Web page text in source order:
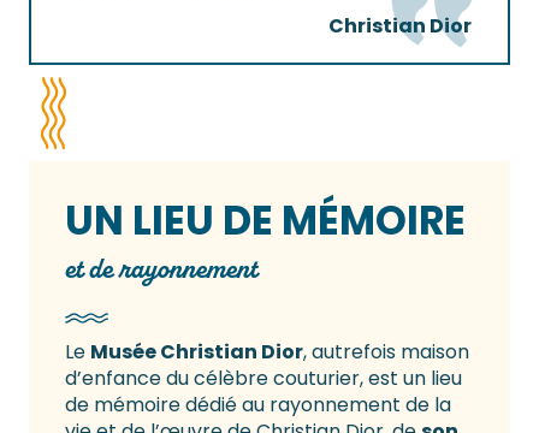
Christian Dior
UN LIEU DE MÉMOIRE
et de rayonnement
Le Musée Christian Dior, autrefois maison
d’enfance du célèbre couturier, est un lieu
de mémoire dédié au rayonnement de la